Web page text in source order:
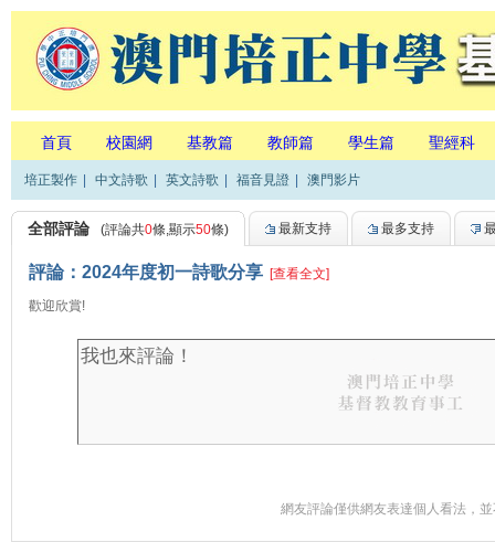
首頁 校園網 基教篇 教師篇 學生篇 聖經科
培正製作 中文詩歌 英文詩歌 福音見證 澳門影片
全部評論 (評論共0條,顯示50條) 最新支持 最多支持
評論：2024年度初一詩歌分享 [查看全文]
歡迎欣賞!
網友評論僅供網友表達個人看法，